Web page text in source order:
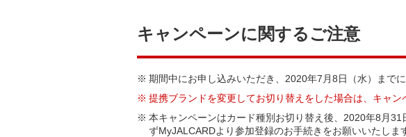
キャンペーンに関するご注意
※ 期間中にお申し込みいただき、2020年7月8日（水）まで
※ 提携ブランドを変更してお切り替えをした場合は、キャン
※ 本キャンペーンはカード種別お切り替え後、2020年8月
ずMyJALCARDより参加登録のお手続きをお願いいたしま